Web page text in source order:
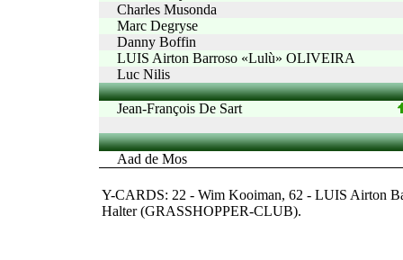
Charles Musonda
Marc Degryse
Danny Boffin
LUIS Airton Barroso «Lulù» OLIVEIRA
Luc Nilis
Jean-François De Sart
Aad de Mos
Y-CARDS: 22 - Wim Kooiman, 62 - LUIS Airton
Halter (GRASSHOPPER-CLUB).